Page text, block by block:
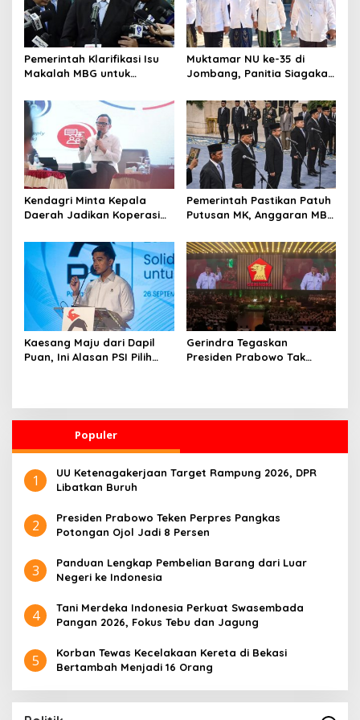
Pemerintah Klarifikasi Isu
Makalah MBG untuk
Perdamaian 2026
Muktamar NU ke-35 di
Jombang, Panitia Siagakan
Kendagri Minta Kepala
Daerah Jadikan Koperasi
Ekonomi Desa
Pemerintah Pastikan Patuh
Putusan MK, Anggaran MBG
Pendidikan
Kaesang Maju dari Dapil
Puan, Ini Alasan PSI Pilih
Gerindra Tegaskan
Presiden Prabowo Tak
Populer
1
UU Ketenagakerjaan Target Rampung 2026, DPR
Libatkan Buruh
2
Presiden Prabowo Teken Perpres Pangkas
Potongan Ojol Jadi 8 Persen
3
Panduan Lengkap Pembelian Barang dari Luar
Negeri ke Indonesia
4
Tani Merdeka Indonesia Perkuat Swasembada
Pangan 2026, Fokus Tebu dan Jagung
5
Korban Tewas Kecelakaan Kereta di Bekasi
Bertambah Menjadi 16 Orang